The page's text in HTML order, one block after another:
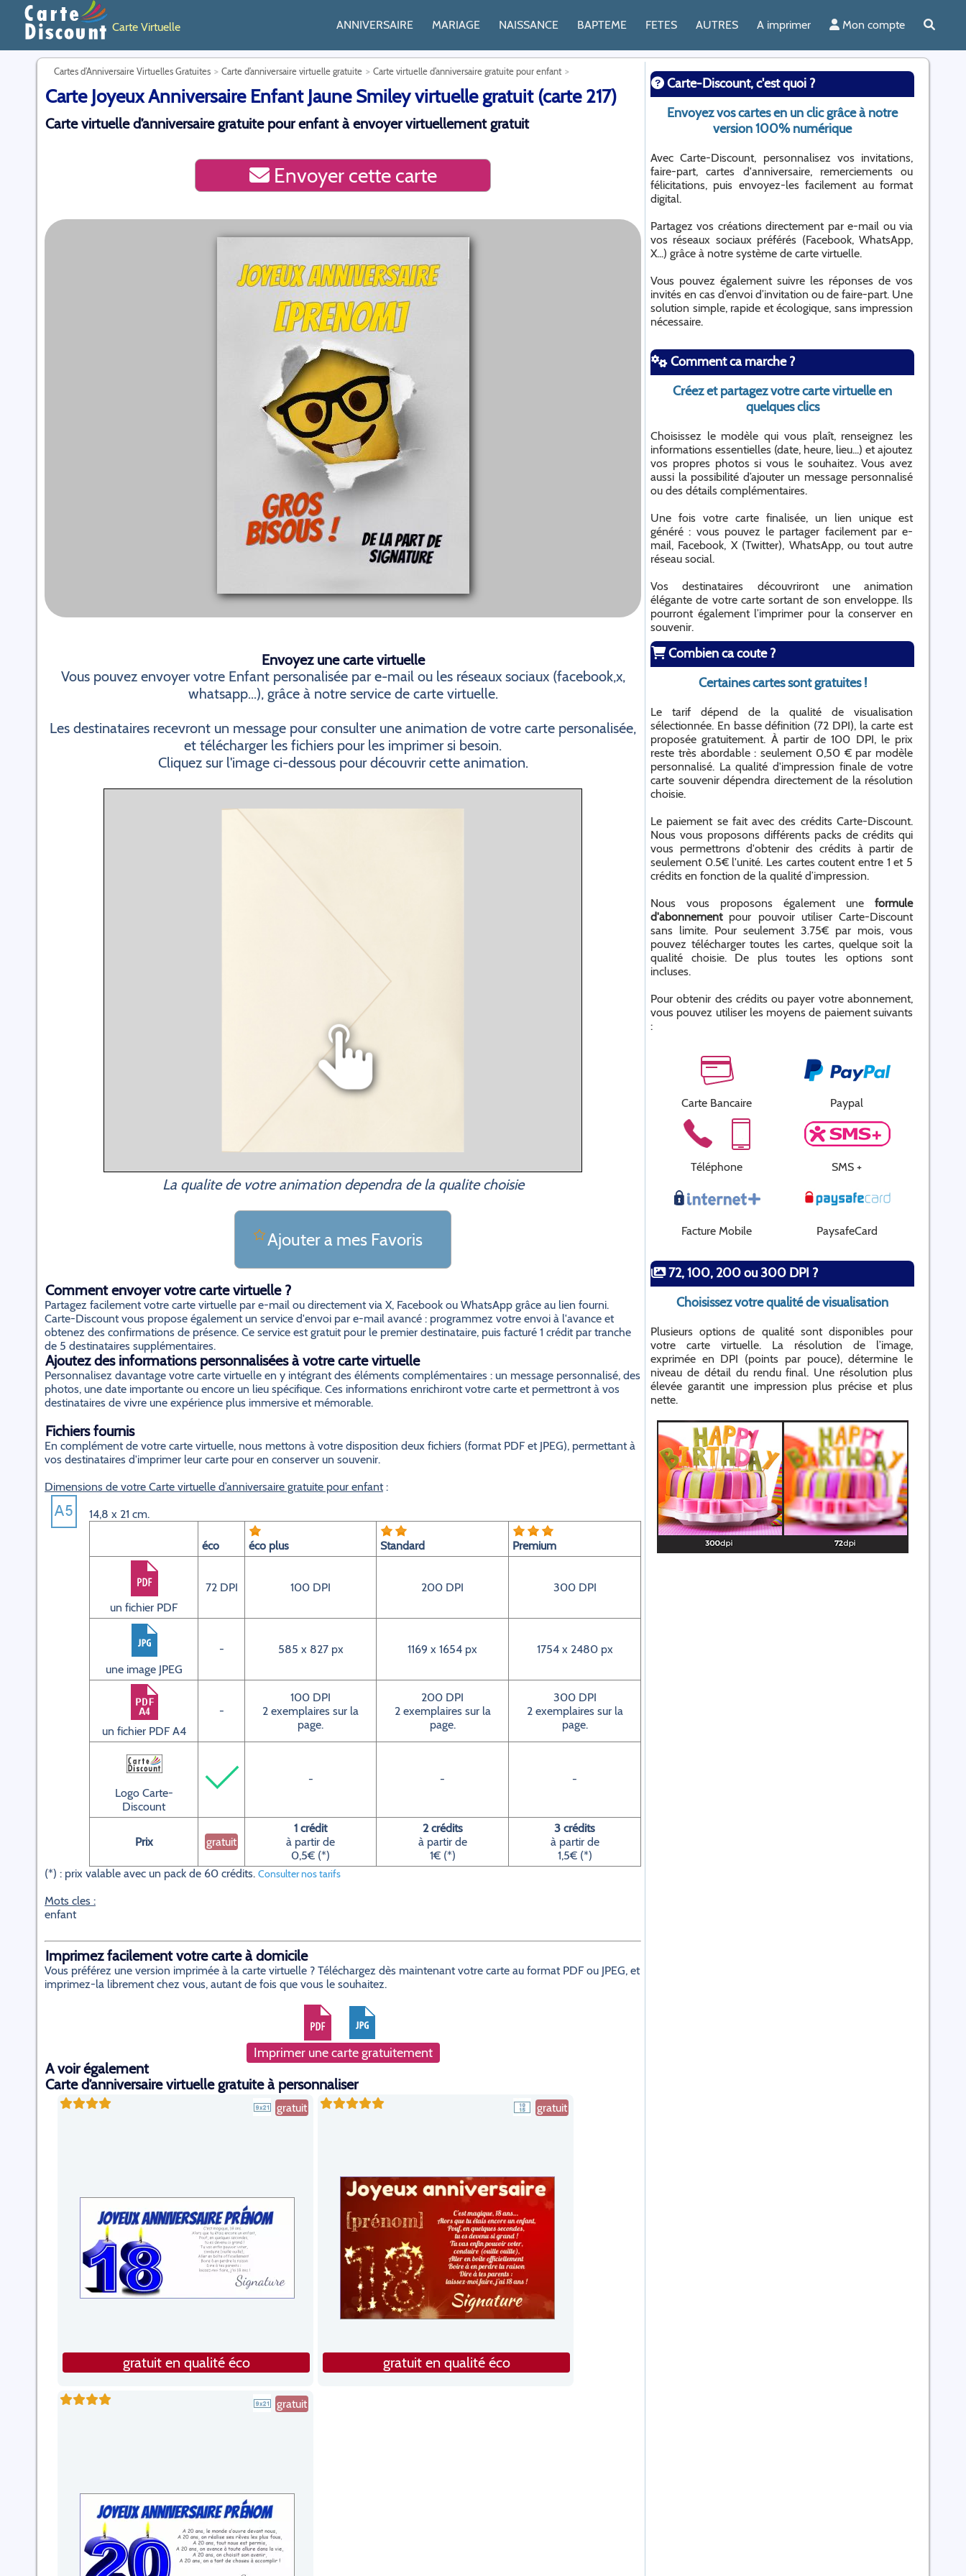
Carte Virtuelle ANNIVERSAIRE MARIAGE NAISSANCE BAPTEME FETES AUTRES A imprimer Mon compte
Cartes d’Anniversaire Virtuelles Gratuites Carte d’anniversaire virtuelle gratuite Carte virtuelle d’anniversaire gratuite pour enfant
Carte Joyeux Anniversaire Enfant Jaune Smiley virtuelle gratuit (carte 217)
Carte virtuelle d’anniversaire gratuite pour enfant à envoyer virtuellement gratuit
Envoyer cette carte
Envoyez une carte virtuelle
Vous pouvez envoyer votre Enfant personalisée par e-mail ou les réseaux sociaux (facebook,x,
whatsapp...), grâce à notre service de carte virtuelle.
Les destinataires recevront un message pour consulter une animation de votre carte personalisée,
et télécharger les fichiers pour les imprimer si besoin.
Cliquez sur l'image ci-dessous pour découvrir cette animation.
La qualite de votre animation dependra de la qualite choisie
Ajouter a mes Favoris
Comment envoyer votre carte virtuelle ?
Partagez facilement votre carte virtuelle par e-mail ou directement via X, Facebook ou WhatsApp grâce au lien fourni.
Carte-Discount vous propose également un service d'envoi par e-mail avancé : programmez votre envoi à l'avance et
obtenez des confirmations de présence. Ce service est gratuit pour le premier destinataire, puis facturé 1 crédit par tranche
de 5 destinataires supplémentaires.
Ajoutez des informations personnalisées à votre carte virtuelle
Personnalisez davantage votre carte virtuelle en y intégrant des éléments complémentaires : un message personnalisé, des
photos, une date importante ou encore un lieu spécifique. Ces informations enrichiront votre carte et permettront à vos
destinataires de vivre une expérience plus immersive et mémorable.
Fichiers fournis
En complément de votre carte virtuelle, nous mettons à votre disposition deux fichiers (format PDF et JPEG), permettant à
vos destinataires d'imprimer leur carte pour en conserver un souvenir.
Dimensions de votre Carte virtuelle d’anniversaire gratuite pour enfant:
14,8 x 21 cm.
éco éco plus Standard Premium
un fichier PDF
72 DPI 100 DPI 200 DPI 300 DPI
une image JPEG
- 585 x 827 px 1169 x 1654 px 1754 x 2480 px
un fichier PDF A4
-
100 DPI
2 exemplaires sur la
page.
200 DPI
2 exemplaires sur la
page.
300 DPI
2 exemplaires sur la
page.
Logo Carte-
Discount
- - -
Prix gratuit
1 crédit
à partir de
0,5€ (*)
2 crédits
à partir de
1€ (*)
3 crédits
à partir de
1,5€ (*)
(*) : prix valable avec un pack de 60 crédits. Consulter nos tarifs
Mots cles :
enfant
Imprimez facilement votre carte à domicile
Vous préférez une version imprimée à la carte virtuelle ? Téléchargez dès maintenant votre carte au format PDF ou JPEG, et
imprimez-la librement chez vous, autant de fois que vous le souhaitez.
Imprimer une carte gratuitement
A voir également
Carte d’anniversaire virtuelle gratuite à personnaliser
gratuit
gratuit en qualité éco
gratuit
gratuit en qualité éco
gratuit
Carte-Discount, c'est quoi ?
Envoyez vos cartes en un clic grâce à notre
version 100% numérique
Avec Carte-Discount, personnalisez vos invitations,
faire-part, cartes d'anniversaire, remerciements ou
félicitations, puis envoyez-les facilement au format
digital.
Partagez vos créations directement par e-mail ou via
vos réseaux sociaux préférés (Facebook, WhatsApp,
X...) grâce à notre système de carte virtuelle.
Vous pouvez également suivre les réponses de vos
invités en cas d’envoi d’invitation ou de faire-part. Une
solution simple, rapide et écologique, sans impression
nécessaire.
Comment ca marche ?
Créez et partagez votre carte virtuelle en
quelques clics
Choisissez le modèle qui vous plaît, renseignez les
informations essentielles (date, heure, lieu...) et ajoutez
vos propres photos si vous le souhaitez. Vous avez
aussi la possibilité d’ajouter un message personnalisé
ou des détails complémentaires.
Une fois votre carte finalisée, un lien unique est
généré : vous pouvez le partager facilement par e-
mail, Facebook, X (Twitter), WhatsApp, ou tout autre
réseau social.
Vos destinataires découvriront une animation
élégante de votre carte sortant de son enveloppe. Ils
pourront également l’imprimer pour la conserver en
souvenir.
Combien ca coute ?
Certaines cartes sont gratuites !
Le tarif dépend de la qualité de visualisation
sélectionnée. En basse définition (72 DPI), la carte est
proposée gratuitement. À partir de 100 DPI, le prix
reste très abordable : seulement 0,50 € par modèle
personnalisé. La qualité d'impression finale de votre
carte souvenir dépendra directement de la résolution
choisie.
Le paiement se fait avec des crédits Carte-Discount.
Nous vous proposons différents packs de crédits qui
vous permettrons d'obtenir des crédits à partir de
seulement 0.5€ l'unité. Les cartes coutent entre 1 et 5
crédits en fonction de la qualité d’impression.
Nous vous proposons également une formule
d'abonnementpour pouvoir utiliser Carte-Discount
sans limite. Pour seulement 3.75€ par mois, vous
pouvez télécharger toutes les cartes, quelque soit la
qualité choisie. De plus toutes les options sont
incluses.
Pour obtenir des crédits ou payer votre abonnement,
vous pouvez utiliser les moyens de paiement suivants
:
Carte Bancaire Paypal
Téléphone SMS +
Facture Mobile PaysafeCard
72, 100, 200 ou 300 DPI ?
Choisissez votre qualité de visualisation
Plusieurs options de qualité sont disponibles pour
votre carte virtuelle. La résolution de l’image,
exprimée en DPI (points par pouce), détermine le
niveau de détail du rendu final. Une résolution plus
élevée garantit une impression plus précise et plus
nette.